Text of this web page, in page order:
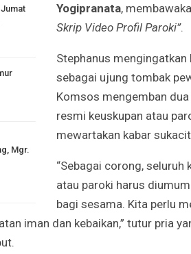
Mgr.
Yogipranata,
Skrip Video Profil Paroki”.
Stephanus
sebagai ujung tombak
Komsos mengemban
resmi keuskupan atau
mewartakan kabar
“Sebagai corong, seluruh
atau paroki harus
bagi sesama. Kita perlu
iman dan kebaikan,” tutur pria